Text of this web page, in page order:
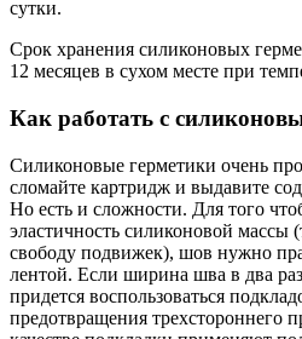
сутки.
Срок хранения силиконовых
12 месяцев в сухом месте при
Как работать с
Силиконовые герметики очень
сломайте картридж и выдавите
Но есть и сложности. Для того
эластичность силиконовой массы
свободу подвижек), шов нужно
лентой. Если ширина шва в два
придется воспользоваться
предотвращения трехстороннего